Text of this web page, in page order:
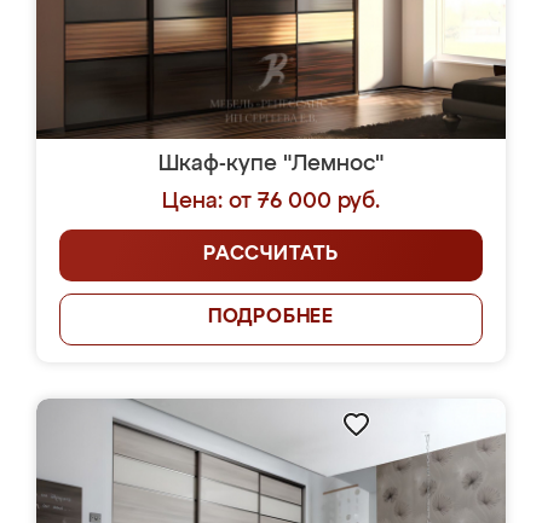
Шкаф-купе "Лемнос"
Цена: от 76 000 руб.
РАССЧИТАТЬ
ПОДРОБНЕЕ